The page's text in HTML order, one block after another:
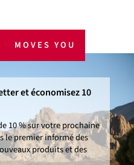
MOVES YOU
et économisez 10
10 % sur votre prochaine
le premier informé des
produits et des